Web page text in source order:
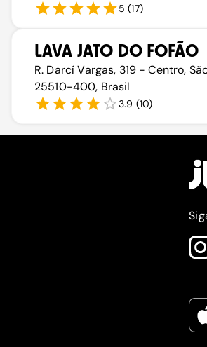
5 (17)
LAVA JATO DO FOFÃO
R. Darcí Vargas, 319 - Centro,
25510-400, Brasil
3.9 (10)